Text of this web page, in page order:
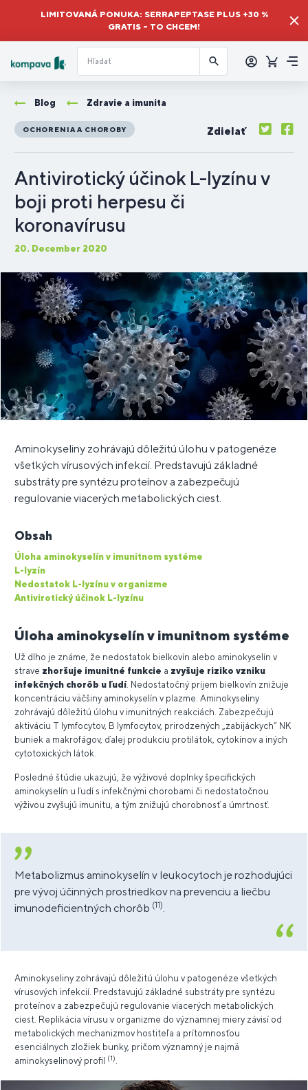
LIMITOVANÁ PONUKA: SERRAPEPTASE PLUS +30 %
GRATIS – TO CHCEM!
sa
Košík
Blog Zdravie a imunita
OCHORENIA A CHOROBY Zdielať
Antivirotický účinok L-lyzínu v
boji proti herpesu či
koronavírusu
20. December 2020
Aminokyseliny zohrávajú dôležitú úlohu v patogenéze
všetkých vírusových infekcií. Predstavujú základné
substráty pre syntézu proteínov a zabezpečujú
regulovanie viacerých metabolických ciest.
Obsah
Úloha aminokyselín v imunitnom systéme
L-lyzín
Nedostatok L-lyzínu v organizme
Antivirotický účinok L-lyzínu
Úloha aminokyselín v imunitnom systéme
Už dlho je známe, že nedostatok bielkovín alebo aminokyselín v
strave zhoršuje imunitné funkcie a zvyšuje riziko vzniku
infekčných chorôb u ľudí. Nedostatočný príjem bielkovín znižuje
koncentráciu väčšiny aminokyselín v plazme. Aminokyseliny
zohrávajú dôležitú úlohu v imunitných reakciách. Zabezpečujú
aktiváciu T lymfocytov, B lymfocytov, prirodzených „zabijáckych“ NK
buniek a makrofágov, ďalej produkciu protilátok, cytokínov a iných
cytotoxických látok.
Posledné štúdie ukazujú, že výživové doplnky špecifických
aminokyselín u ľudí s infekčnými chorobami či nedostatočnou
výživou zvyšujú imunitu, a tým znižujú chorobnosť a úmrtnosť.
Metabolizmus aminokyselín v leukocytoch je rozhodujúci
pre vývoj účinných prostriedkov na prevenciu a liečbu
imunodeficientných chorôb (11)
Aminokyseliny zohrávajú dôležitú úlohu v patogenéze všetkých
vírusových infekcií. Predstavujú základné substráty pre syntézu
proteínov a zabezpečujú regulovanie viacerých metabolických
ciest. Replikácia vírusu v organizme do významnej miery závisí od
metabolických mechanizmov hostiteľa a prítomnosťou
esenciálnych zložiek bunky, pričom významný je najmä
aminokyselinový profil (1)